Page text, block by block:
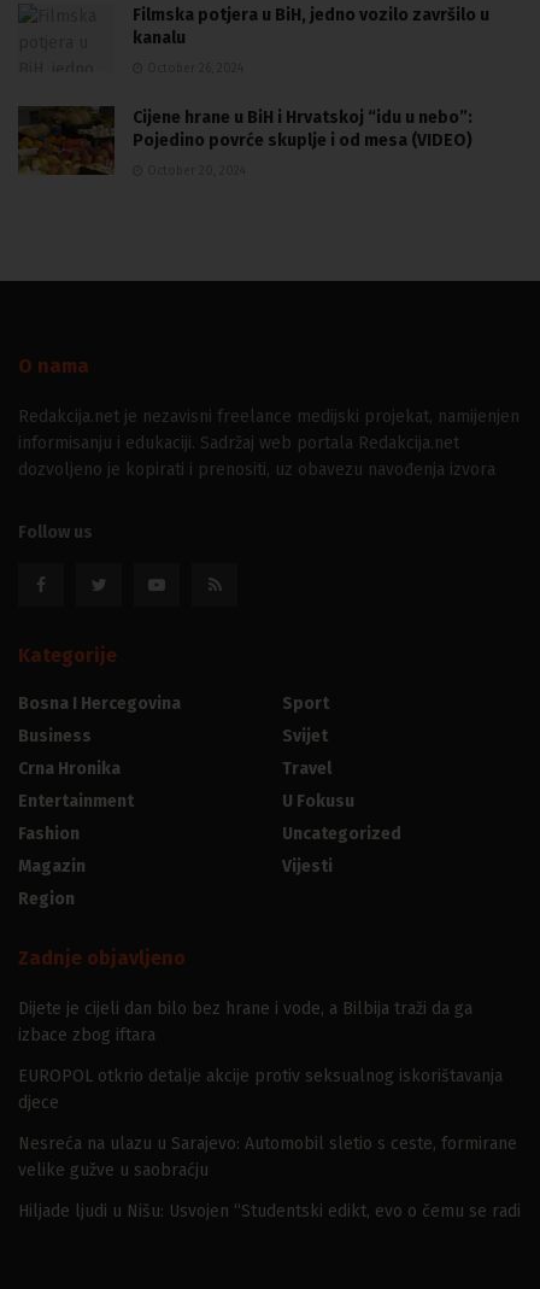
Filmska potjera u BiH, jedno vozilo završilo u
kanalu
Cijene hrane u BiH i Hrvatskoj “idu u nebo”:
Pojedino povrće skuplje i od mesa (VIDEO)
O nama
Redakcija.net je nezavisni freelance medijski projekat, namijenjen
informisanju i edukaciji. Sadržaj web portala Redakcija.net
dozvoljeno je kopirati i prenositi, uz obavezu navođenja izvora
Follow us
Kategorije
Bosna I Hercegovina
Business
Crna Hronika
Entertainment
Fashion
Magazin
Region
Sport
Svijet
Travel
U Fokusu
Uncategorized
Vijesti
Zadnje objavljeno
Dijete je cijeli dan bilo bez hrane i vode, a Bilbija traži da ga
izbace zbog iftara
EUROPOL otkrio detalje akcije protiv seksualnog iskorištavanja
djece
Nesreća na ulazu u Sarajevo: Automobil sletio s ceste, formirane
velike gužve u saobraćju
Hiljade ljudi u Nišu: Usvojen “Studentski edikt, evo o čemu se radi